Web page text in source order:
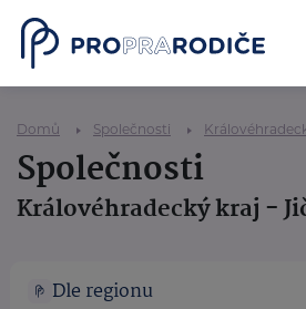
Domů Společnosti
Společnosti
Královéhradecký kraj -
Dle regionu